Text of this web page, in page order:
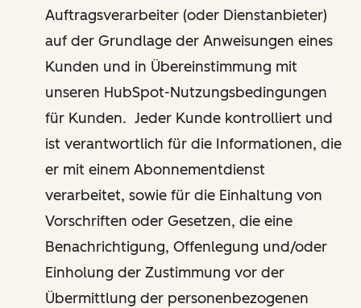
Auftragsverarbeiter (oder Dienstanbieter)
auf der Grundlage der Anweisungen eines
Kunden und in Übereinstimmung mit
unseren HubSpot-Nutzungsbedingungen
für Kunden. Jeder Kunde kontrolliert und
ist verantwortlich für die Informationen, die
er mit einem Abonnementdienst
verarbeitet, sowie für die Einhaltung von
Vorschriften oder Gesetzen, die eine
Benachrichtigung, Offenlegung und/oder
Einholung der Zustimmung vor der
Übermittlung der personenbezogenen